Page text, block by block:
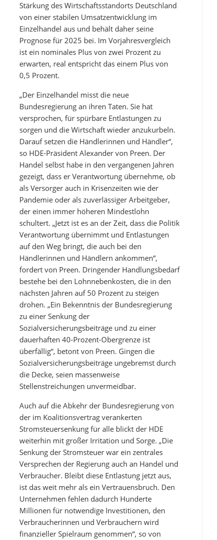
Stärkung des Wirtschaftsstandorts Deutschland
von einer stabilen Umsatzentwicklung im
Einzelhandel aus und behält daher seine
Prognose für 2025 bei. Im Vorjahresvergleich
ist ein nominales Plus von zwei Prozent zu
erwarten, real entspricht das einem Plus von
0,5 Prozent.
„Der Einzelhandel misst die neue
Bundesregierung an ihren Taten. Sie hat
versprochen, für spürbare Entlastungen zu
sorgen und die Wirtschaft wieder anzukurbeln.
Darauf setzen die Händlerinnen und Händler“,
so HDE-Präsident Alexander von Preen. Der
Handel selbst habe in den vergangenen Jahren
gezeigt, dass er Verantwortung übernehme, ob
als Versorger auch in Krisenzeiten wie der
Pandemie oder als zuverlässiger Arbeitgeber,
der einen immer höheren Mindestlohn
schultert. „Jetzt ist es an der Zeit, dass die Politik
Verantwortung übernimmt und Entlastungen
auf den Weg bringt, die auch bei den
Händlerinnen und Händlern ankommen“,
fordert von Preen. Dringender Handlungsbedarf
bestehe bei den Lohnnebenkosten, die in den
nächsten Jahren auf 50 Prozent zu steigen
drohen. „Ein Bekenntnis der Bundesregierung
zu einer Senkung der
Sozialversicherungsbeiträge und zu einer
dauerhaften 40-Prozent-Obergrenze ist
überfällig“, betont von Preen. Gingen die
Sozialversicherungsbeiträge ungebremst durch
die Decke, seien massenweise
Stellenstreichungen unvermeidbar.
Auch auf die Abkehr der Bundesregierung von
der im Koalitionsvertrag verankerten
Stromsteuersenkung für alle blickt der HDE
weiterhin mit großer Irritation und Sorge. „Die
Senkung der Stromsteuer war ein zentrales
Versprechen der Regierung auch an Handel und
Verbraucher. Bleibt diese Entlastung jetzt aus,
ist das weit mehr als ein Vertrauensbruch. Den
Unternehmen fehlen dadurch Hunderte
Millionen für notwendige Investitionen, den
Verbraucherinnen und Verbrauchern wird
finanzieller Spielraum genommen“, so von